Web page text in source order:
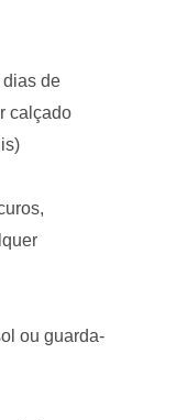
dias de
calçado
ou guarda-